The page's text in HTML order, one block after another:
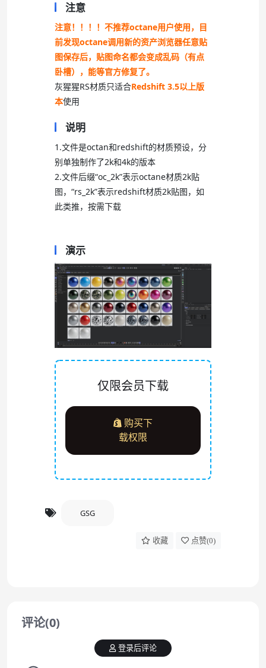
注意
注意！！！！不推荐octane用户使用，目
前发现octane调用新的资产浏览器任意贴
图保存后，贴图命名都会变成乱码（有点
卧槽），能等官方修复了。
灰猩猩RS材质只适合Redshift 3.5以上版
本使用
说明
1.文件是octan和redshift的材质预设，分
别单独制作了2k和4k的版本
2.文件后缀“oc_2k”表示octane材质2k贴
图，“rs_2k”表示redshift材质2k贴图，如
此类推，按需下载
演示
仅限会员下载
购买下
载权限
GSG
收藏 点赞(0)
评论(0)
登录后评论